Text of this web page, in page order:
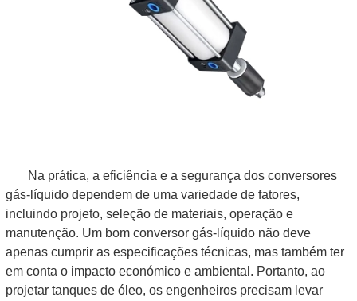
Na prática, a eficiência e a segurança dos conversores
gás-líquido dependem de uma variedade de fatores,
incluindo projeto, seleção de materiais, operação e
manutenção. Um bom conversor gás-líquido não deve
apenas cumprir as especificações técnicas, mas também ter
em conta o impacto económico e ambiental. Portanto, ao
projetar tanques de óleo, os engenheiros precisam levar